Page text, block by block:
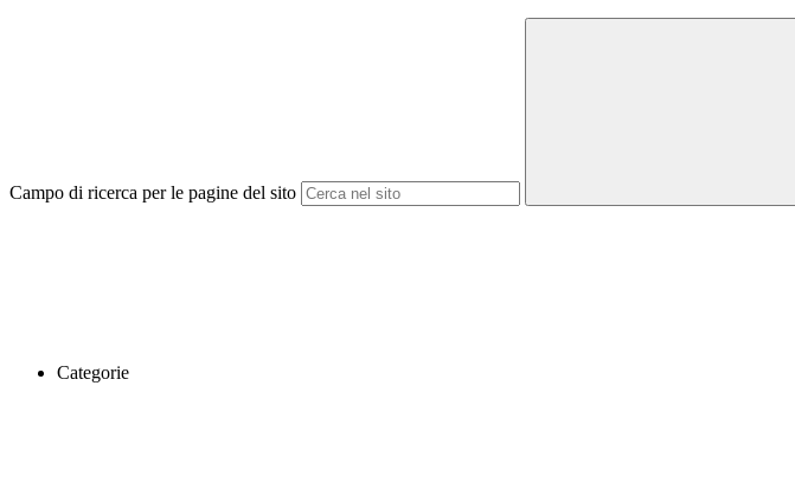
Campo di ricerca per le pagine del sito
Categorie